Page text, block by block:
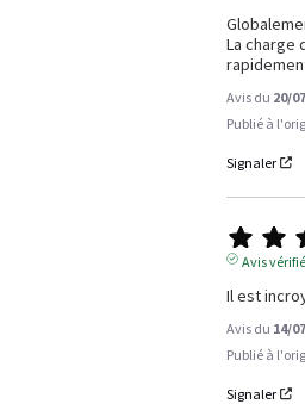
La charge
Avis du 20/
Publié à
Signaler
Avis vérifié
Il est
Avis du 14/
Publié à
Signaler